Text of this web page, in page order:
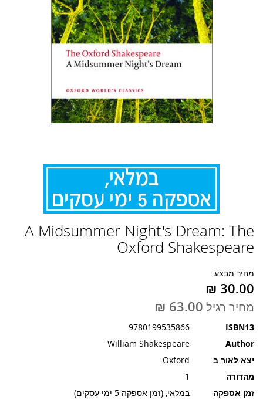
A Midsummer Night's Dream: The
Oxford Shakespeare
מחיר מבצע
מחיר רגיל
ISBN13
9780199535866
Author
William Shakespeare
יצא לאור ב
Oxford
מהדורה
1
זמן אספקה
במלאי, (זמן אספקה 5 ימי עסקים)
להתחלה
של
גלריית